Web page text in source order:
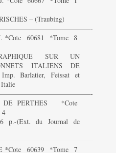
– (Traubing)
*Cote 60681 *Tome 8
SUR UN
ITALIENS DE
Barlatier, Feissat et
DE PERTHES *Cote
p.-(Ext. du Journal de
*Cote 60639 *Tome 7